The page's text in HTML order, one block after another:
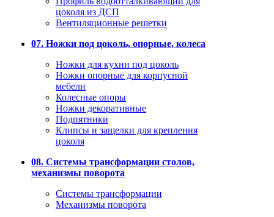
цоколя из ДСП
Вентиляционные решетки
07. Ножки под цоколь, опорные, колеса
Ножки для кухни под цоколь
Ножки опорные для корпусной
мебели
Колесные опоры
Ножки декоративные
Подпятники
Клипсы и защелки для крепления
цоколя
08. Системы трансформации столов,
механизмы поворота
Системы трансформации
Механизмы поворота